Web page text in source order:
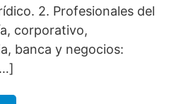
2. Profesionales del
corporativo,
banca y negocios: